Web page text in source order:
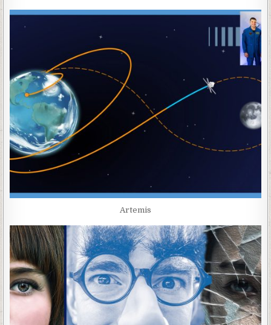
Artemis